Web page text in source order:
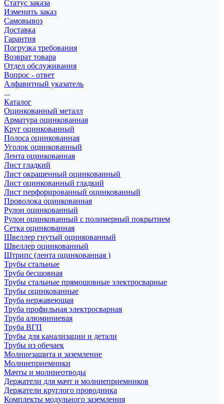
Статус заказа
Изменить заказ
Самовывоз
Доставка
Гарантия
Погрузка требования
Возврат товара
Отдел обслуживания
Вопрос - ответ
Алфавитный указатель
...
Каталог
Оцинкованный металл
Арматура оцинкованная
Круг оцинкованный
Полоса оцинкованная
Уголок оцинкованный
Лента оцинкованная
Лист гладкий
Лист окрашенный оцинкованный
Лист оцинкованный гладкий
Лист перфорированный оцинкованный
Проволока оцинкованная
Рулон оцинкованный
Рулон оцинкованный с полимерный покрытием
Сетка оцинкованная
Швеллер гнутый оцинкованный
Швеллер оцинкованный
Штрипс (лента оцинкованная )
Трубы стальные
Труба бесшовная
Трубы стальные прямошовные электросварные
Трубы оцинкованные
Труба нержавеющая
Труба профильная электросварная
Труба алюминиевая
Труба ВГП
Трубы для канализации и детали
Трубы из обечаек
Молниезащита и заземление
Молниеприемники
Мачты и молниеотводы
Держатели для мачт и молниеприемников
Держатели круглого проводника
Комплекты модульного заземления